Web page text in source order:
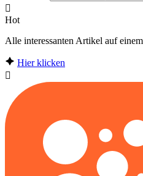
Hot
Alle interessanten Artikel auf
Hier klicken